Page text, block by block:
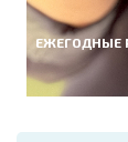
ЕЖЕГОДНЫЕ